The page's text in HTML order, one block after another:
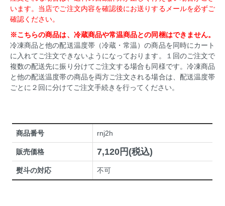
います。当店でご注文内容を確認後にお送りするメールを必ずご
確認ください。
※こちらの商品は、冷蔵商品や常温商品との同梱はできません。
冷凍商品と他の配送温度帯（冷蔵・常温）の商品を同時にカート
に入れてご注文できないようになっております。１回のご注文で
複数の配送先に振り分けてご注文する場合も同様です。冷凍商品
と他の配送温度帯の商品を両方ご注文される場合は、配送温度帯
ごとに２回に分けてご注文手続きを行ってください。
商品番号 rnj2h
販売価格 7,120円(税込)
熨斗の対応 不可